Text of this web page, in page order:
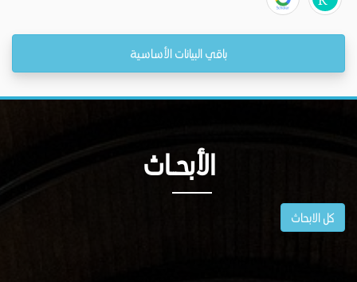
باقي البيانات الأساسية
الأبحــاث
كل الابحاث